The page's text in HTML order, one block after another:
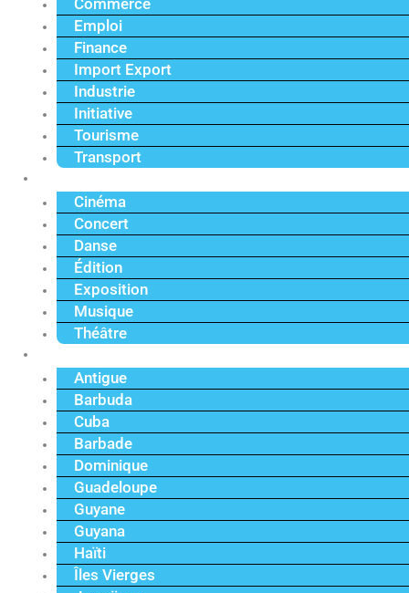
Commerce
Emploi
Finance
Import Export
Industrie
Initiative
Tourisme
Transport
Cinéma
Concert
Danse
Édition
Exposition
Musique
Théâtre
Antigue
Barbuda
Cuba
Barbade
Dominique
Guadeloupe
Guyane
Guyana
Haïti
Îles Vierges